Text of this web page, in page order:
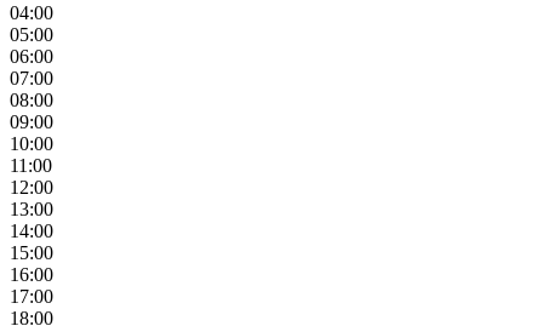
04:00
05:00
06:00
07:00
08:00
09:00
10:00
11:00
12:00
13:00
14:00
15:00
16:00
17:00
18:00